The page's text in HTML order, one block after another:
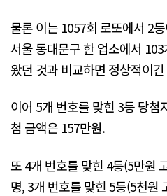
물론 이는 1057회 로또에서 2
서울 동대문구 한 업소에서
왔던 것과 비교하면 정상적이
이어 5개 번호를 맞힌 3등 당
첨 금액은 157만원.
또 4개 번호를 맞힌 4등(5만원
명, 3개 번호를 맞힌 5등(5천원